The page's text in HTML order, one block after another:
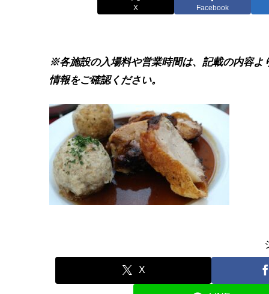
X Facebook
※各施設の入場料や営業時間は、記載の内容よ
情報をご確認ください。
X